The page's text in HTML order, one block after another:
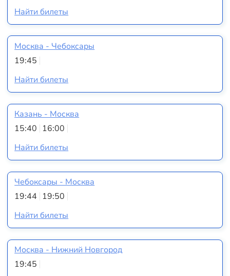
Найти билеты
Москва - Чебоксары
19:45
Найти билеты
Казань - Москва
15:40 16:00
Найти билеты
Чебоксары - Москва
19:44 19:50
Найти билеты
Москва - Нижний Новгород
19:45